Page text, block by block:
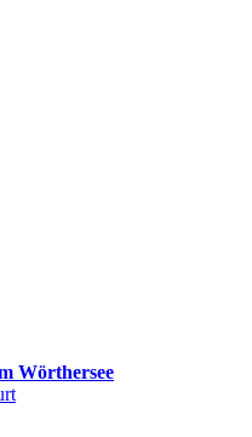
Wörthersee